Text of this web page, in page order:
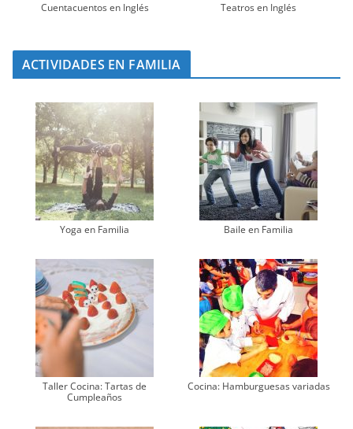
Cuentacuentos en Inglés Teatros en Inglés
ACTIVIDADES EN FAMILIA
Yoga en Familia Baile en Familia
Taller Cocina: Tartas de
Cumpleaños
Cocina: Hamburguesas variadas